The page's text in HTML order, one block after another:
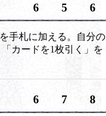
6 5 6
手札に加える。自分の
カードを1枚引く」を
6 7 8